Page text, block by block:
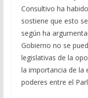
Consultivo ha
sostiene que esto
según ha
Gobierno no se
legislativas de la
la importancia de la
poderes entre el